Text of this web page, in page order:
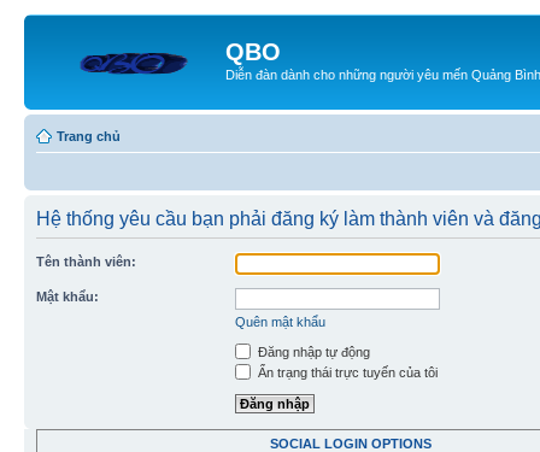
QBO
Diễn đàn dành cho những người yêu mến Quảng Bình
Trang chủ
Hệ thống yêu cầu bạn phải đăng ký làm thành viên và
Tên thành viên:
Mật khẩu:
Quên mật khẩu
Đăng nhập tự động
Ẩn trạng thái trực tuyến của tôi
SOCIAL LOGIN OPTIONS